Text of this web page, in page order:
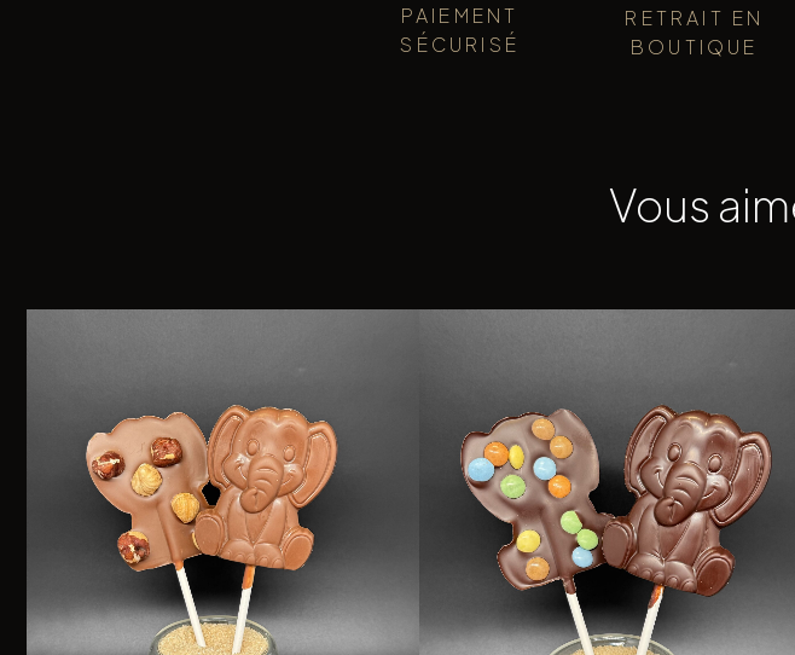
PAIEMENT
SÉCURISÉ
RETRAIT EN
BOUTIQUE
Vous